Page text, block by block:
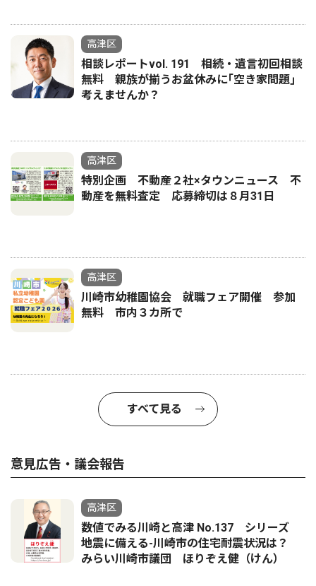
高津区
相談レポートvol. 191 相続・遺言初回相談
無料 親族が揃うお盆休みに｢空き家問題｣
考えませんか？
高津区
特別企画 不動産２社×タウンニュース 不
動産を無料査定 応募締切は８月31日
高津区
川崎市幼稚園協会 就職フェア開催 参加
無料 市内３カ所で
すべて見る
意見広告・議会報告
高津区
数値でみる川崎と高津 No.137 シリーズ
地震に備える-川崎市の住宅耐震状況は？
みらい川崎市議団 ほりぞえ健（けん）